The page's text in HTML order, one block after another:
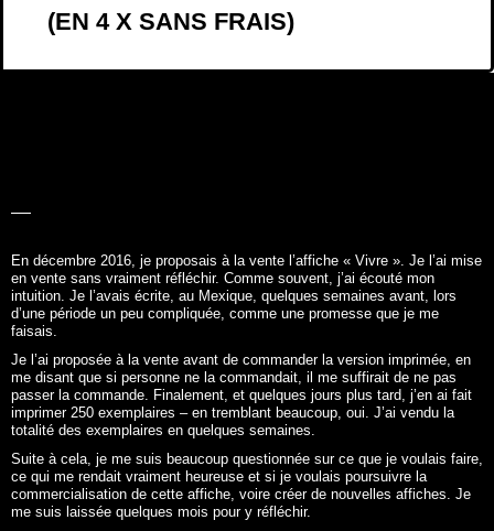
(EN 4 X SANS FRAIS)
En décembre 2016, je proposais à la vente l’affiche « Vivre ». Je l’ai mise
en vente sans vraiment réfléchir. Comme souvent, j’ai écouté mon
intuition. Je l’avais écrite, au Mexique, quelques semaines avant, lors
d’une période un peu compliquée, comme une promesse que je me
faisais.
Je l’ai proposée à la vente avant de commander la version imprimée, en
me disant que si personne ne la commandait, il me suffirait de ne pas
passer la commande. Finalement, et quelques jours plus tard, j’en ai fait
imprimer 250 exemplaires – en tremblant beaucoup, oui. J’ai vendu la
totalité des exemplaires en quelques semaines.
Suite à cela, je me suis beaucoup questionnée sur ce que je voulais faire,
ce qui me rendait vraiment heureuse et si je voulais poursuivre la
commercialisation de cette affiche, voire créer de nouvelles affiches. Je
me suis laissée quelques mois pour y réfléchir.